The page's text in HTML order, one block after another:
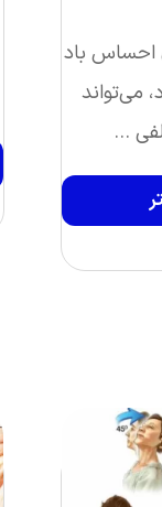
احساس باد
می‌تواند
...